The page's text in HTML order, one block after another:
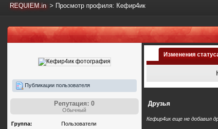
REQUIEM.in > Просмотр профиля: Кефир4ик
Публикации пользователя
Репутация: 0
Обычный
Группа:
Пользователи
Изменения
Друзья
Кефир4ик еще не добавил